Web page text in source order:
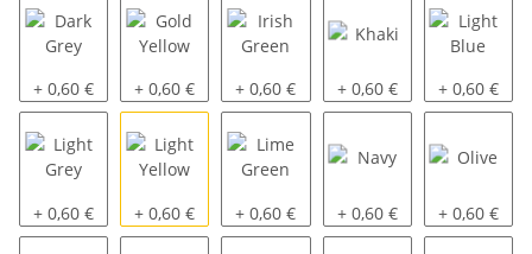
Dark Grey
+ 0,60 € Gold Yellow
+ 0,60 € Irish Green
+ 0,60 € Khaki
+ 0,60 € Light Blue
+ 0,60 €
Light Grey
+ 0,60 € Light Yellow
+ 0,60 € Lime Green
+ 0,60 € Navy
+ 0,60 € Olive
+ 0,60 €